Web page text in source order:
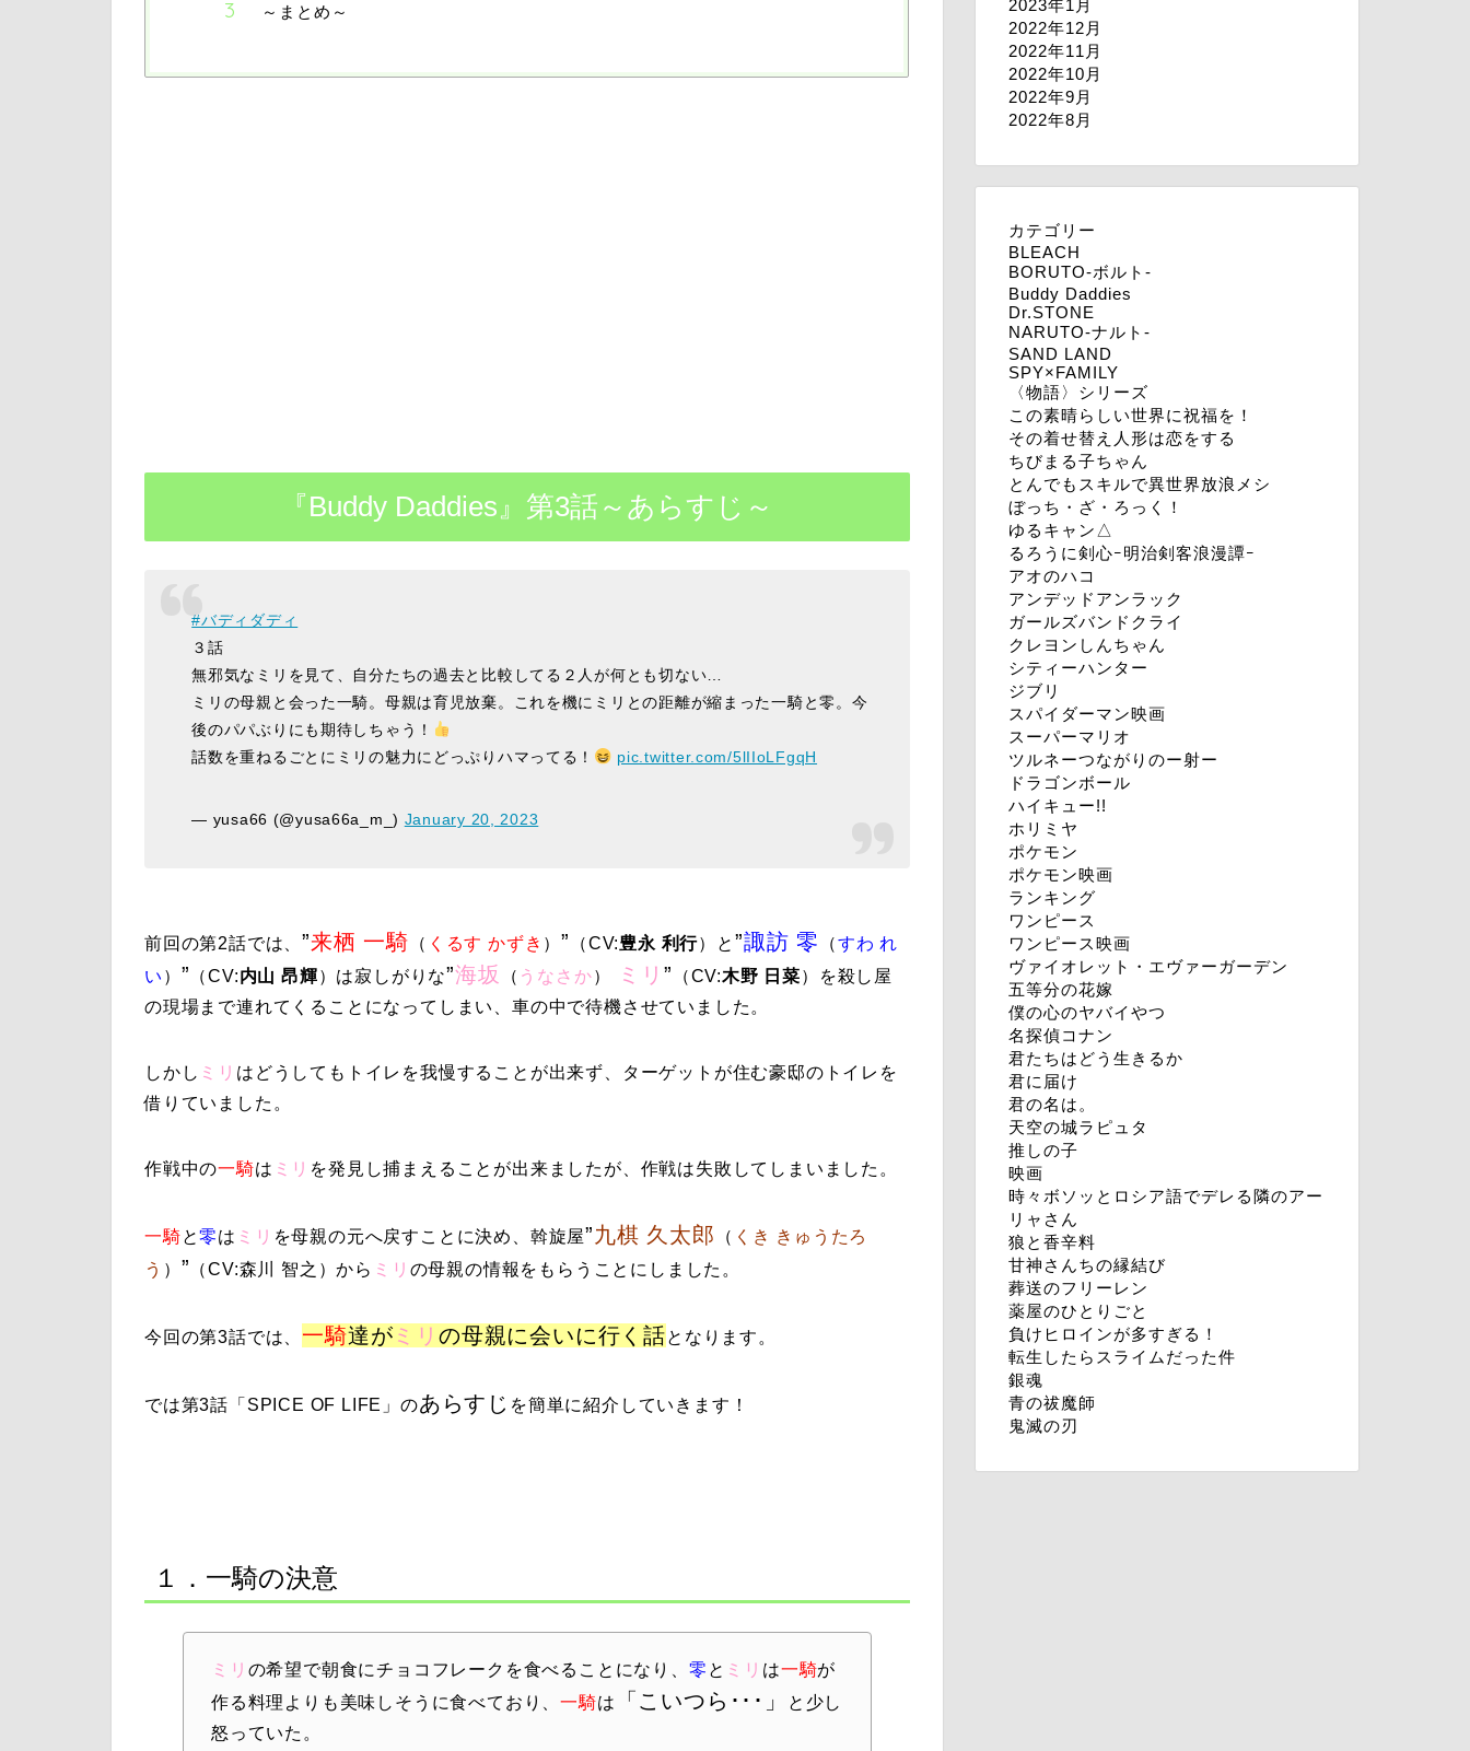
～まとめ～
『Buddy Daddies』第3話～あらすじ～
#バディダディ
３話
無邪気なミリを見て、自分たちの過去と比較してる２人が何とも切ない…
ミリの母親と会った一騎。母親は育児放棄。これを機にミリとの距離が縮まった一騎と零。今
後のパパぶりにも期待しちゃう！
話数を重ねるごとにミリの魅力にどっぷりハマってる！
pic.twitter.com/5lIIoLFgqH
— yusa66 (@yusa66a_m_) January 20, 2023
前回の第2話では、 ”来栖 一騎 （ くるす かずき ） ” （CV:豊永 利行）と ”諏訪 零 （すわ れ
い ） ” （CV:内山 昂輝）は寂しがりな”海坂 （ うなさか） ミリ ” （CV:木野 日菜）
を殺し屋
の現場まで連れてくることになってしまい、車の中で待機させていました。
しかし ミリ はどうしてもトイレを我慢することが出来ず、ターゲットが住む豪邸のトイレを
借りていました。
作戦中の一騎は ミリ を発見し捕まえることが出来ましたが、作戦は失敗してしまいました。
一騎と零は ミリ を母親の元へ戻すことに決め、斡旋屋”九棋 久太郎 （ くき きゅうたろ
う ） ” （CV:森川 智之 ）から ミリ の母親の情報をもらうことにしました。
今回の第3話では、 一騎達が ミリの母親に会いに行く話となります。
では第3話 「 SPICE OF LIFE 」のあらすじ を簡単に紹介していきます！
１．一騎の決意
ミリ の希望で朝食にチョコフレークを食べることになり、 零 と ミリ は一騎が
作る料理よりも美味しそうに食べており、一騎は 「 こいつら･･･ 」
と少し
怒っていた。
2023年1月
2022年12月
2022年11月
2022年10月
2022年9月
2022年8月
カテゴリー
BLEACH
BORUTO-ボルト-
Buddy Daddies
Dr.STONE
NARUTO-ナルト-
SAND LAND
SPY×FAMILY
〈物語〉シリーズ
この素晴らしい世界に祝福を！
その着せ替え人形は恋をする
ちびまる子ちゃん
とんでもスキルで異世界放浪メシ
ぼっち・ざ・ろっく！
ゆるキャン△
るろうに剣心ｰ明治剣客浪漫譚ｰ
アオのハコ
アンデッドアンラック
ガールズバンドクライ
クレヨンしんちゃん
シティーハンター
ジブリ
スパイダーマン映画
スーパーマリオ
ツルネーつながりのー射ー
ドラゴンボール
ハイキュー!!
ホリミヤ
ポケモン
ポケモン映画
ランキング
ワンピース
ワンピース映画
ヴァイオレット・エヴァーガーデン
五等分の花嫁
僕の心のヤバイやつ
名探偵コナン
君たちはどう生きるか
君に届け
君の名は。
天空の城ラピュタ
推しの子
映画
時々ボソッとロシア語でデレる隣のアー
リャさん
狼と香辛料
甘神さんちの縁結び
葬送のフリーレン
薬屋のひとりごと
負けヒロインが多すぎる！
転生したらスライムだった件
銀魂
青の祓魔師
鬼滅の刃